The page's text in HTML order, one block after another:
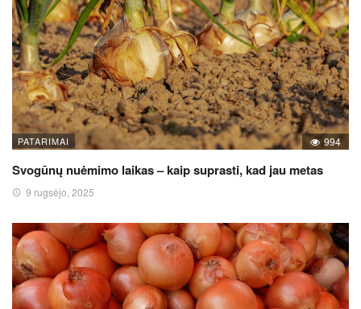
PATARIMAI 994
Svogūnų nuėmimo laikas – kaip suprasti, kad jau metas
9 rugsėjo, 2025